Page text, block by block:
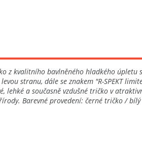
z kvalitního bavlněného hladkého
stranu, dále se znakem "R-SPEKT
a současně vzdušné tričko v
Barevné provedení: černé tričko /